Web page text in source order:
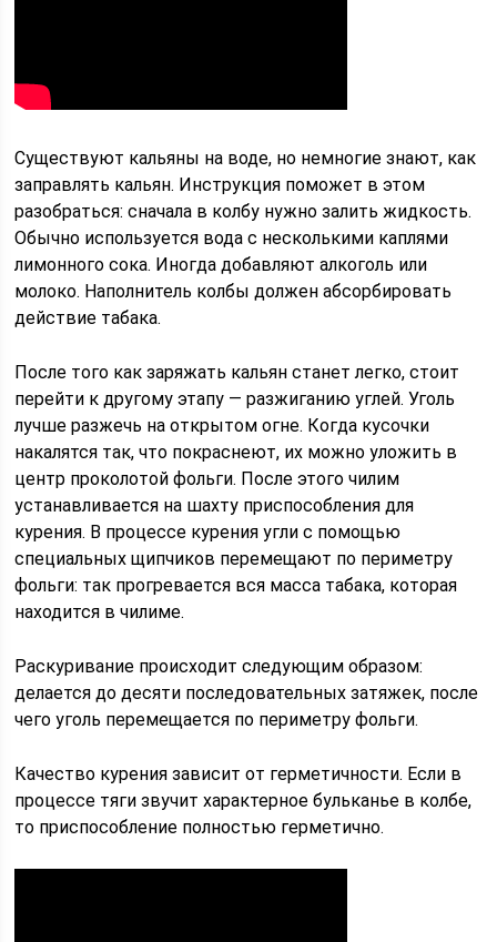
Существуют кальяны на воде, но немногие знают, как
заправлять кальян. Инструкция поможет в этом
разобраться: сначала в колбу нужно залить жидкость.
Обычно используется вода с несколькими каплями
лимонного сока. Иногда добавляют алкоголь или
молоко. Наполнитель колбы должен абсорбировать
действие табака.
После того как заряжать кальян станет легко, стоит
перейти к другому этапу — разжиганию углей. Уголь
лучше разжечь на открытом огне. Когда кусочки
накалятся так, что покраснеют, их можно уложить в
центр проколотой фольги. После этого чилим
устанавливается на шахту приспособления для
курения. В процессе курения угли с помощью
специальных щипчиков перемещают по периметру
фольги: так прогревается вся масса табака, которая
находится в чилиме.
Раскуривание происходит следующим образом:
делается до десяти последовательных затяжек, после
чего уголь перемещается по периметру фольги.
Качество курения зависит от герметичности. Если в
процессе тяги звучит характерное бульканье в колбе,
то приспособление полностью герметично.